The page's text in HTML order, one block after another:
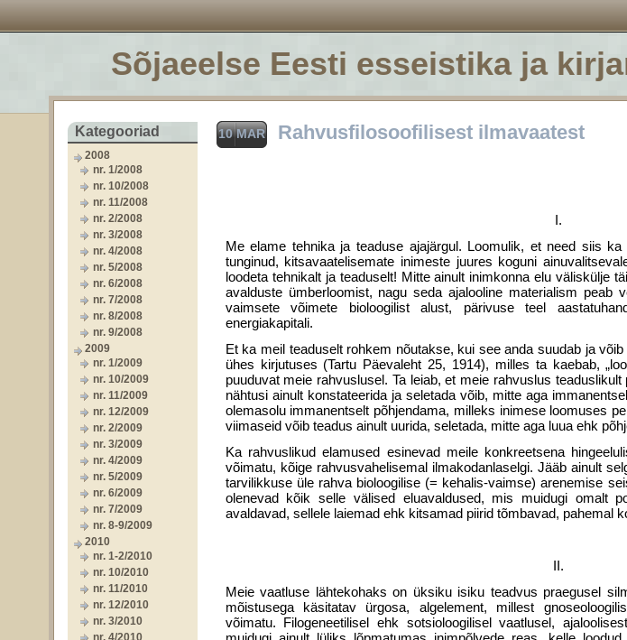
Sõjaeelse Eesti esseistika ja
Kategooriad
2008
nr. 1/2008
nr. 10/2008
nr. 11/2008
nr. 2/2008
nr. 3/2008
nr. 4/2008
nr. 5/2008
nr. 6/2008
nr. 7/2008
nr. 8/2008
nr. 9/2008
2009
nr. 1/2009
nr. 10/2009
nr. 11/2009
nr. 12/2009
nr. 2/2009
nr. 3/2009
nr. 4/2009
nr. 5/2009
nr. 6/2009
nr. 7/2009
nr. 8-9/2009
2010
nr. 1-2/2010
nr. 10/2010
nr. 11/2010
nr. 12/2010
nr. 3/2010
nr. 4/2010
10 MAR Rahvusfilosoofilisest ilmavaatest
I.
Me elame tehnika ja teaduse ajajärgul. Loomulik, et need siis
tunginud, kitsavaatelisemate inimeste juures koguni
loodeta tehnikalt ja teaduselt! Mitte ainult inimkonna elu väliskülje
avalduste ümberloomist, nagu seda aja­looline materialism peab
vaimsete võimete bioloogilist alust, pärivuse teel
energiakapitali.
Et ka meil teaduselt rohkem nõutakse, kui see anda suudab ja
ühes kirjutuses (Tartu Päevaleht 25, 1914), milles ta kaebab,
puuduvat meie rahvuslusel. Ta leiab, et meie rahvuslus
nähtusi ainult konsta­teerida ja seletada võib, mitte aga
olemasolu immanentselt põhjen­dama, milleks inimese loomuses
viimaseid võib teadus ainult uurida, seletada, mitte aga luua ehk
Ka rahvuslikud elamused esinevad meile konkreetsena
võimatu, kõige rahvusvahelisemal ilmakodanlaselgi. Jääb ainult
tarvilikkuse üle rahva bioloogilise (= kehalis-vaimse) arenemise
olenevad kõik selle välised elu­avaldused, mis muidugi omalt
avaldavad, sellele laiemad ehk kitsamad piirid tõmbavad, pahemal
II.
Meie vaatluse lähtekohaks on üksiku isiku teadvus praegusel
mõistusega käsitatav ürgosa, algelement, millest
võimatu. Filogeneetilisel ehk sotsioloogilisel vaatlusel,